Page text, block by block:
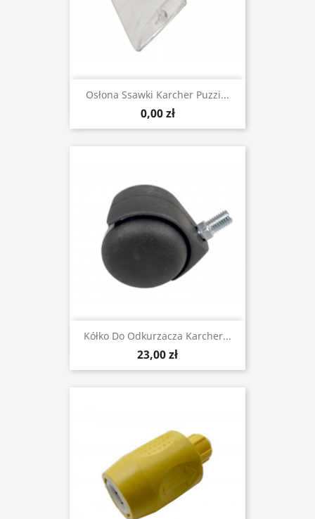
Osłona Ssawki Karcher Puzzi...
0,00 zł
Kółko Do Odkurzacza Karcher...
23,00 zł